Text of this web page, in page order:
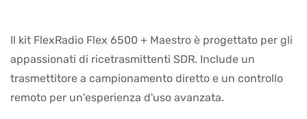
Il kit FlexRadio Flex 6500 + Maestro è progettato per gli
appassionati di ricetrasmittenti SDR. Include un
trasmettitore a campionamento diretto e un controllo
remoto per un'esperienza d'uso avanzata.